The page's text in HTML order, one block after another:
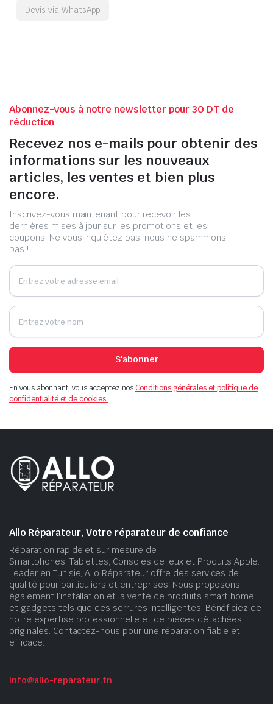
Devis via WhatsApp
Abonnez-vous à notre newsletter pour 30 DT de
réduction
Recevez nos e-mails pour obtenir des
informations sur les nouveaux
articles, les ventes et bien plus
encore.
Inscrivez-vous maintenant pour recevoir les
dernières mises à jour sur les promotions et les
coupons. Ne vous inquiétez pas, nous ne spammons
pas !
S'abonner
En vous abonnant, vous acceptez nosConditions générales et politique de
confidentialité et de cookies.
Allo Réparateur, Votre réparateur de confiance
Réparation rapide et sur mesure de
Smartphones, Tablettes, Consoles de jeux et Produits Apple.
Leader en Tunisie, Allo Réparateur offre des services de
qualité pour particuliers et entreprises. Nous proposons
également l’installation et la vente de produits smart home
et gadgets tels que des serrures intelligentes. Bénéficiez de
notre expertise professionnelle et de pièces détachées
originales. Contactez-nous pour une réparation fiable et
efficace.
info@allo-reparateur.tn